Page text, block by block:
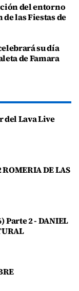
del entorno
las Fiestas de
su día
de Famara
del Lava Live
DE LAS
Parte 2 - DANIEL